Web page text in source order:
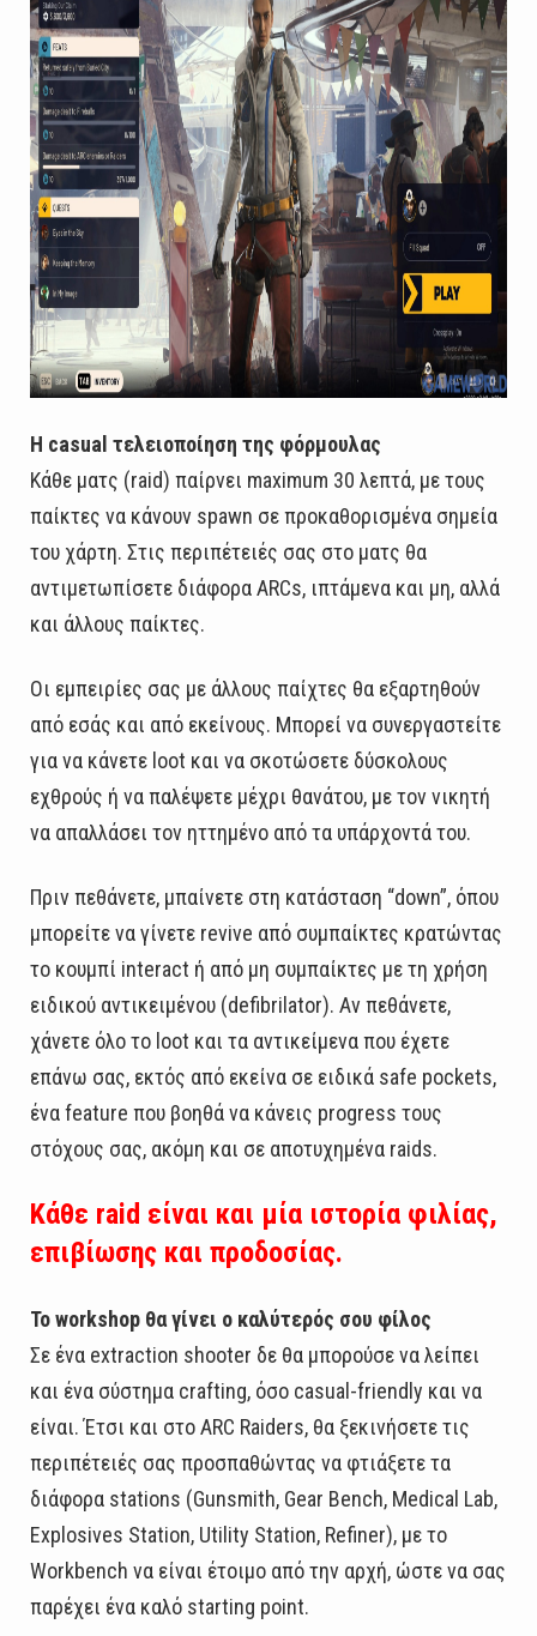
Η casual τελειοποίηση της φόρμουλας
Κάθε ματς (raid) παίρνει maximum 30 λεπτά, με τους
παίκτες να κάνουν spawn σε προκαθορισμένα σημεία
του χάρτη. Στις περιπέτειές σας στο ματς θα
αντιμετωπίσετε διάφορα ARCs, ιπτάμενα και μη, αλλά
και άλλους παίκτες.
Οι εμπειρίες σας με άλλους παίχτες θα εξαρτηθούν
από εσάς και από εκείνους. Μπορεί να συνεργαστείτε
για να κάνετε loot και να σκοτώσετε δύσκολους
εχθρούς ή να παλέψετε μέχρι θανάτου, με τον νικητή
να απαλλάσει τον ηττημένο από τα υπάρχοντά του.
Πριν πεθάνετε, μπαίνετε στη κατάσταση “down”, όπου
μπορείτε να γίνετε revive από συμπαίκτες κρατώντας
το κουμπί interact ή από μη συμπαίκτες με τη χρήση
ειδικού αντικειμένου (defibrilator). Αν πεθάνετε,
χάνετε όλο το loot και τα αντικείμενα που έχετε
επάνω σας, εκτός από εκείνα σε ειδικά safe pockets,
ένα feature που βοηθά να κάνεις progress τους
στόχους σας, ακόμη και σε αποτυχημένα raids.
Κάθε raid είναι και μία ιστορία φιλίας,
επιβίωσης και προδοσίας.
Το workshop θα γίνει ο καλύτερός σου φίλος
Σε ένα extraction shooter δε θα μπορούσε να λείπει
και ένα σύστημα crafting, όσο casual-friendly και να
είναι. Έτσι και στο ARC Raiders, θα ξεκινήσετε τις
περιπέτειές σας προσπαθώντας να φτιάξετε τα
διάφορα stations (Gunsmith, Gear Bench, Medical Lab,
Explosives Station, Utility Station, Refiner), με το
Workbench να είναι έτοιμο από την αρχή, ώστε να σας
παρέχει ένα καλό starting point.